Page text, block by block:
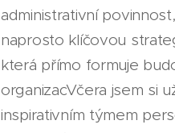
administrativní
naprosto klíčovou
která přímo formuje
organizacVčera jsem si
inspirativním týmem